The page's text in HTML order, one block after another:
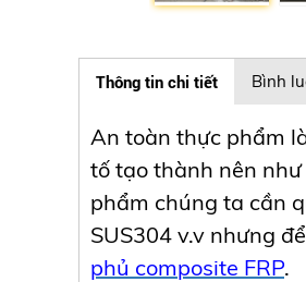
Thông tin chi tiết Bình
An toàn thực phẩm
tố tạo thành nên
phẩm chúng ta cần
SUS304 v.v nhưng
phủ composite FRP.